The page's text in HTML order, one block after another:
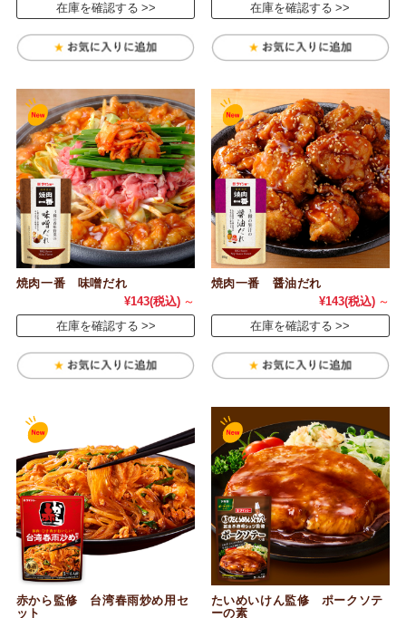
在庫を確認する
在庫を確認する
焼肉一番 味噌だれ
¥143(税込) ～
在庫を確認する
焼肉一番 醤油だれ
¥143(税込) ～
在庫を確認する
赤から監修 台湾春雨炒め用セ
ット
たいめいけん監修 ポークソテ
ーの素